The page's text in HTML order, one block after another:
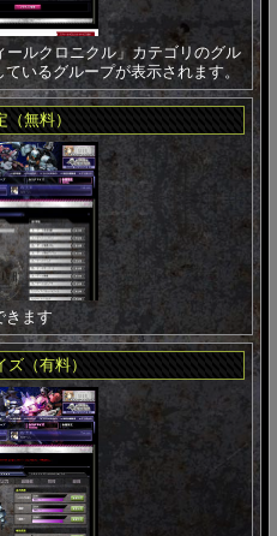
ルクロニクル」カテゴリのグル
いるグループが表示されます。
（無料）
きます
ズ（有料）